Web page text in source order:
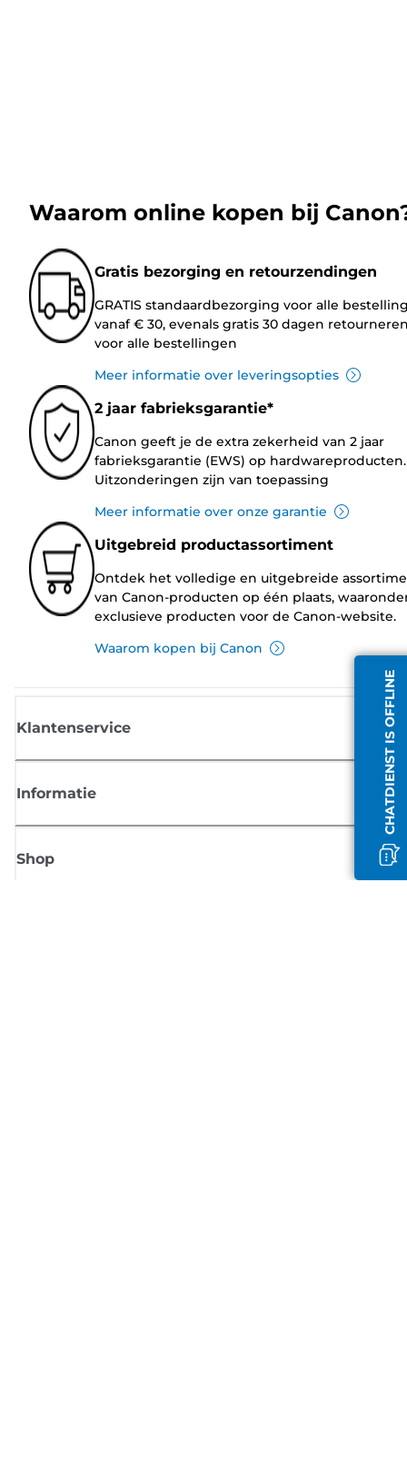
CHATDIENST IS OFFLINE
Waarom online kopen bij
Gratis bezorging en retourzendingen
GRATIS standaardbezorging voor alle
vanaf € 30, evenals gratis 30 dagen
voor alle bestellingen
Meer informatie over leveringsopties
2 jaar fabrieksgarantie*
Canon geeft je de extra zekerheid van 2 jaar
fabrieksgarantie (EWS) op hardwareproducten.
Uitzonderingen zijn van toepassing
Meer informatie over onze garantie
Uitgebreid productassortiment
Ontdek het volledige en uitgebreide
van Canon-producten op één plaats,
exclusieve producten voor de Canon-website.
Waarom kopen bij Canon
Klantenservice
Informatie
Shop